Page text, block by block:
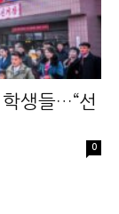
생들…“선
0